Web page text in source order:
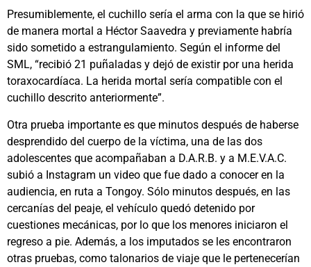
Presumiblemente, el cuchillo sería el arma con la que se hirió
de manera mortal a Héctor Saavedra y previamente habría
sido sometido a estrangulamiento. Según el informe del
SML, “recibió 21 puñaladas y dejó de existir por una herida
toraxocardíaca. La herida mortal sería compatible con el
cuchillo descrito anteriormente”.
Otra prueba importante es que minutos después de haberse
desprendido del cuerpo de la víctima, una de las dos
adolescentes que acompañaban a D.A.R.B. y a M.E.V.A.C.
subió a Instagram un video que fue dado a conocer en la
audiencia, en ruta a Tongoy. Sólo minutos después, en las
cercanías del peaje, el vehículo quedó detenido por
cuestiones mecánicas, por lo que los menores iniciaron el
regreso a pie. Además, a los imputados se les encontraron
otras pruebas, como talonarios de viaje que le pertenecerían